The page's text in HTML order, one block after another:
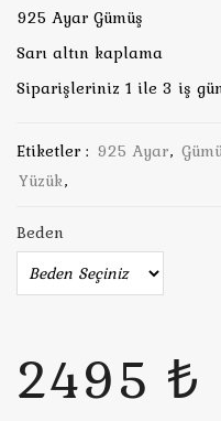
925 Ayar Gümüş
Sarı altın kaplama
Siparişleriniz 1 ile 3 iş
Etiketler : 925 Ayar,
Yüzük,
Beden
2495 ₺